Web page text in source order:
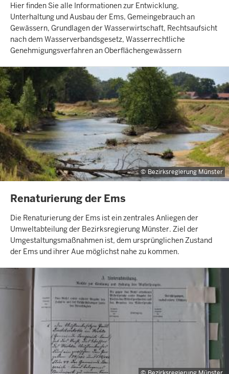
Hier finden Sie alle Informationen zur Entwicklung,
Unterhaltung und Ausbau der Ems, Gemeingebrauch an
Gewässern, Grundlagen der Wasserwirtschaft, Rechtsaufsicht
nach dem Wasserverbandsgesetz, Wasserrechtliche
Genehmigungsverfahren an Oberflächengewässern
Bezirksregierung Münster
INHALTSSEITE
Renaturierung der Ems
Die Renaturierung der Ems ist ein zentrales Anliegen der
Umweltabteilung der Bezirksregierung Münster. Ziel der
Umgestaltungsmaßnahmen ist, dem ursprünglichen Zustand
der Ems und ihrer Aue möglichst nahe zu kommen.